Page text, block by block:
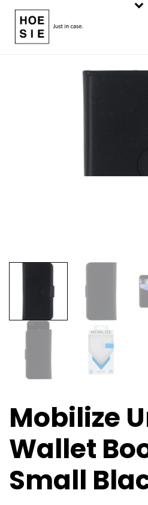
Mobilize
Wallet
Small